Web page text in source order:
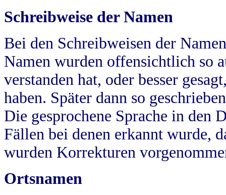
Schreibweise der Namen
Bei den Schreibweisen der
Namen wurden offensichtlich so
verstanden hat, oder besser
haben. Später dann so
Die gesprochene Sprache in
Fällen bei denen erkannt wurde,
wurden Korrekturen
Ortsnamen